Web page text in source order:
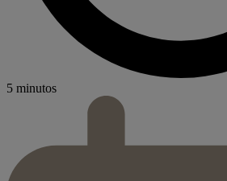
5 minutos